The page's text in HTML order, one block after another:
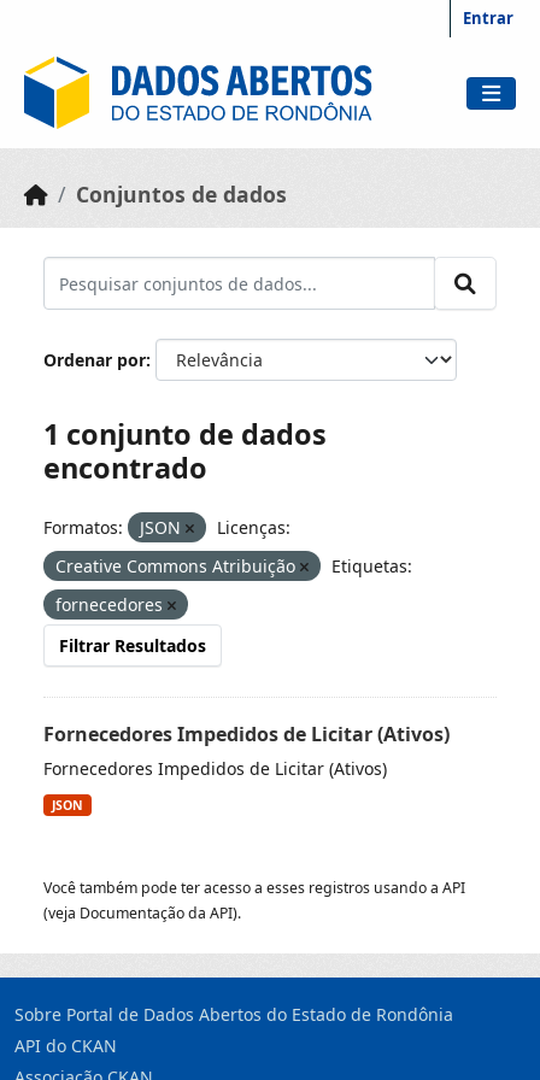
Entrar
Conjuntos de dados
Ordenar por
1 conjunto de dados
encontrado
Formatos: JSON
Licenças:
Creative Commons Atribuição
Etiquetas:
fornecedores
Filtrar Resultados
Fornecedores Impedidos de Licitar (Ativos)
Fornecedores Impedidos de Licitar (Ativos)
JSON
Você também pode ter acesso a esses registros usando a API
(veja Documentação da API).
Sobre Portal de Dados Abertos do Estado de Rondônia
API do CKAN